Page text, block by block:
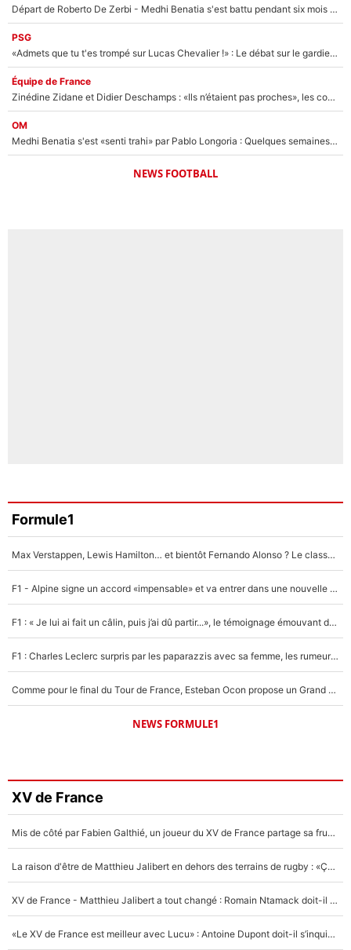
Départ de Roberto De Zerbi - Medhi Benatia s'est battu pendant six mois pour le retenir à l'OM, le PSG a été le naufrage de trop : «Je pars avec toi»
PSG
«Admets que tu t'es trompé sur Lucas Chevalier !» : Le débat sur le gardien du PSG vire au clash à l'After Foot
Équipe de France
Zinédine Zidane et Didier Deschamps : «Ils n’étaient pas proches», les confidences d’un membre de l’équipe de France 1998 sur leur relation spéciale
OM
Medhi Benatia s'est «senti trahi» par Pablo Longoria : Quelques semaines après son départ, l'ancien directeur de football de l'OM règle ses comptes
NEWS FOOTBALL
Formule1
Max Verstappen, Lewis Hamilton… et bientôt Fernando Alonso ? Le classement des pilotes les mieux payés en Formule 1 risque de changer !
F1 - Alpine signe un accord «impensable» et va entrer dans une nouvelle dimension : Grande nouvelle pour Pierre Gasly !
F1 : « Je lui ai fait un câlin, puis j’ai dû partir...», le témoignage émouvant de Max Verstappen sur sa fille
F1 : Charles Leclerc surpris par les paparazzis avec sa femme, les rumeurs étaient vraies !
Comme pour le final du Tour de France, Esteban Ocon propose un Grand Prix de Formule 1 à Paris : «Autour de l’Arc de Triomphe, ce serait génial» !
NEWS FORMULE1
XV de France
Mis de côté par Fabien Galthié, un joueur du XV de France partage sa frustration : «ils ne me l’ont pas dit tout de suite»
La raison d'être de Matthieu Jalibert en dehors des terrains de rugby : «Ça m'atteint autant que si tu touches à un membre de ma famille»
XV de France - Matthieu Jalibert a tout changé : Romain Ntamack doit-il s’inquiéter pour sa place à un an de la Coupe du monde ?
«Le XV de France est meilleur avec Lucu» : Antoine Dupont doit-il s’inquiéter pour sa place ?